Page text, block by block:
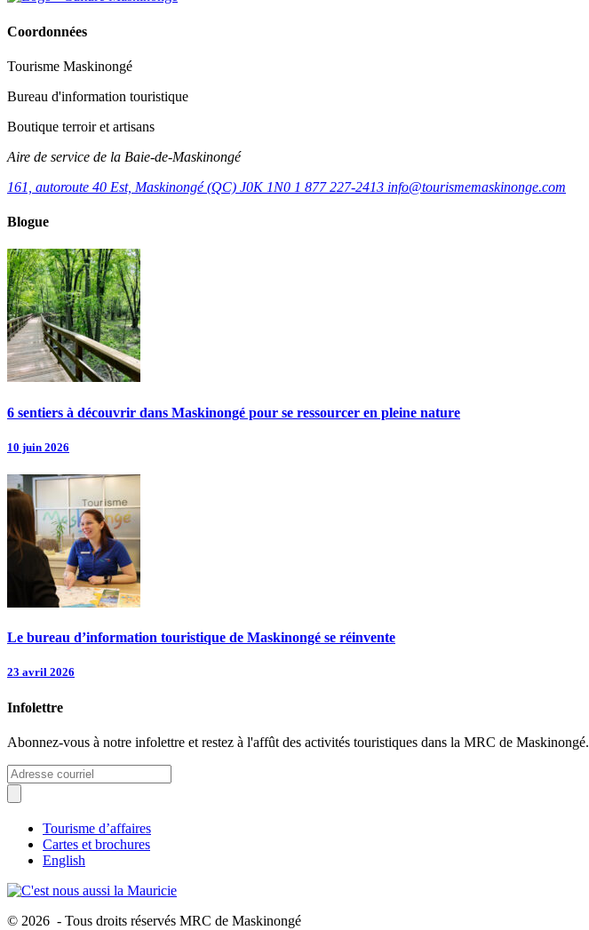
Coordonnées
Tourisme Maskinongé
Bureau d'information touristique
Boutique terroir et artisans
Aire de service de la Baie-de-Maskinongé
161, autoroute 40 Est, Maskinongé (QC) J0K 1N0 1 877 227-2413 info@tourismemaskinonge.com
Blogue
6 sentiers à découvrir dans Maskinongé pour se ressourcer en pleine nature
10 juin 2026
Le bureau d’information touristique de Maskinongé se réinvente
23 avril 2026
Infolettre
Abonnez-vous à notre infolettre et restez à l'affût des activités touristiques dans la MRC de Maskinongé.
Tourisme d’affaires
Cartes et brochures
English
© 2026 - Tous droits réservés MRC de Maskinongé